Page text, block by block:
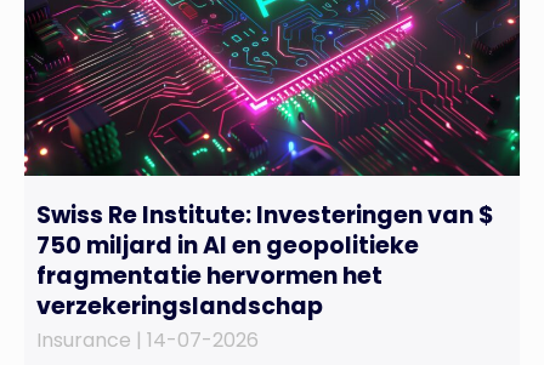
Swiss Re Institute: Investeringen van $
750 miljard in AI en geopolitieke
fragmentatie hervormen het
verzekeringslandschap
Insurance | 14-07-2026